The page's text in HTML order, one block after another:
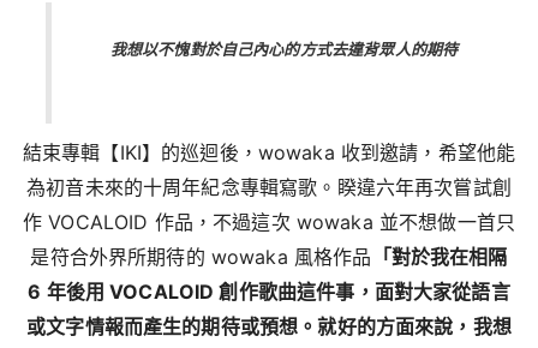
我想以不愧對於自己內心的方式去違背眾人的期待
結束專輯【IKI】的巡迴後，wowaka 收到邀請，希望他能
為初音未來的十周年紀念專輯寫歌。睽違六年再次嘗試創
作 VOCALOID 作品，不過這次 wowaka 並不想做一首只
是符合外界所期待的 wowaka 風格作品 「對於我在相隔
6 年後用 VOCALOID 創作歌曲這件事，面對大家從語言
或文字情報而產生的期待或預想。就好的方面來說，我想